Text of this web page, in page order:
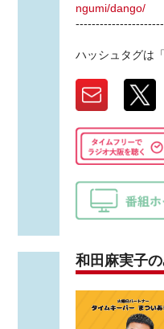
ngumi/dango/
ハッシュタグは
和田麻実子